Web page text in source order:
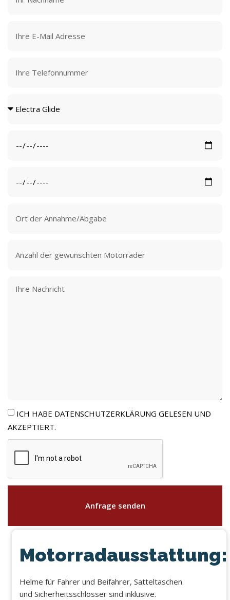
ICH HABE DATENSCHUTZERKLÄRUNG GELESEN UND
AKZEPTIERT.
Anfrage senden
Motorradausstattung:
Helme für Fahrer und Beifahrer, Satteltaschen
und Sicherheitsschlösser sind inklusive.